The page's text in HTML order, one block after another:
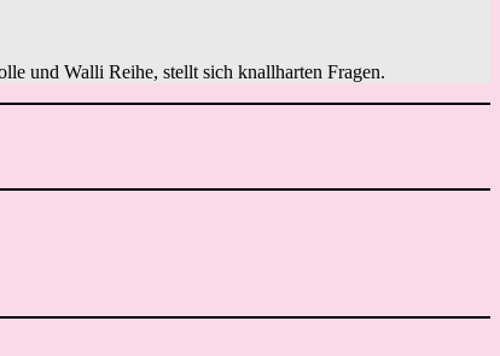
und Walli Reihe, stellt sich knallharten Fragen.